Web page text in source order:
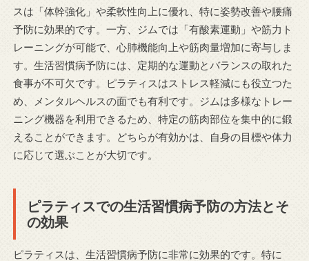
スは「体幹強化」や柔軟性向上に優れ、特に姿勢改善や腰痛
予防に効果的です。一方、ジムでは「有酸素運動」や筋力ト
レーニングが可能で、心肺機能向上や筋肉量増加に寄与しま
す。生活習慣病予防には、定期的な運動とバランスの取れた
食事が不可欠です。ピラティスはストレス軽減にも役立つた
め、メンタルヘルスの面でも有利です。ジムは多様なトレー
ニング機器を利用できるため、特定の筋肉部位を集中的に鍛
えることができます。どちらが有効かは、自身の目標や体力
に応じて選ぶことが大切です。
ピラティスでの生活習慣病予防の方法とそ
の効果
ピラティスは、生活習慣病予防に非常に効果的です。特に